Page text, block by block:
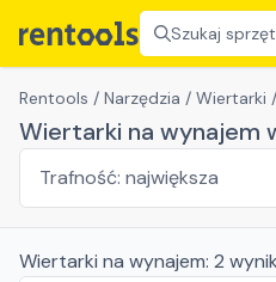
Szukaj
Rentools / Narzędzia / Wiertarki /
Wiertarki na wynajem
Wiertarki na wynajem: 2